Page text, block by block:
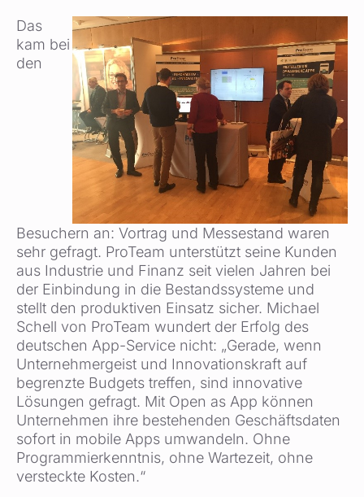
Das
kam bei
den
Besuchern an: Vortrag und Messestand waren
sehr gefragt. ProTeam unterstützt seine Kunden
aus Industrie und Finanz seit vielen Jahren bei
der Einbindung in die Bestandssysteme und
stellt den produktiven Einsatz sicher. Michael
Schell von ProTeam wundert der Erfolg des
deutschen App-Service nicht: „Gerade, wenn
Unternehmergeist und Innovationskraft auf
begrenzte Budgets treffen, sind innovative
Lösungen gefragt. Mit Open as App können
Unternehmen ihre bestehenden Geschäftsdaten
sofort in mobile Apps umwandeln. Ohne
Programmierkenntnis, ohne Wartezeit, ohne
versteckte Kosten.“